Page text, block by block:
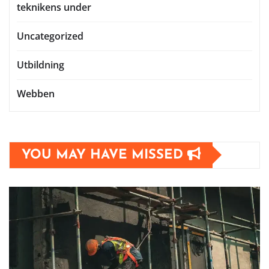
teknikens under
Uncategorized
Utbildning
Webben
YOU MAY HAVE MISSED